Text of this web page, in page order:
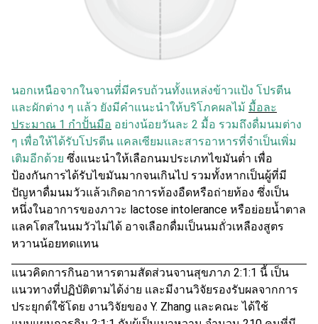
นอกเหนือจากในจานที่่มีครบถ้วนทั้งแหล่งข้าวแป้ง โปรตีน
และผักต่าง ๆ แล้ว ยังมีคำแนะนำให้บริโภคผลไม้ มื้อละ
ประมาณ 1 กำปั้นมือ อย่างน้อยวันละ 2 มื้อ รวมถึงดื่มนมต่าง
ๆ เพื่อให้ได้รับโปรตีน แคลเซียมและสารอาหารที่จำเป็นเพิ่ม
เติมอีกด้วย ซึ่งแนะนำให้เลือกนมประเภทไขมันต่ำ เพื่อ
ป้องกันการได้รับไขมันมากจนเกินไป รวมทั้งหากเป็นผู้ที่มี
ปัญหาดื่มนมวัวแล้วเกิดอาการท้องอืดหรือถ่ายท้อง ซึ่งเป็น
หนึ่งในอาการของภาวะ lactose intolerance หรือย่อยน้ำตาล
แลคโตสในนมวัวไม่ได้ อาจเลือกดื่มเป็นนมถั่วเหลืองสูตร
หวานน้อยทดแทน
แนวคิดการกินอาหารตามสัดส่วนจานสุขภาภ 2:1:1 นี้ เป็น
แนวทางที่ปฏิบัติตามได้ง่าย และมีงานวิจัยรองรับผลจากการ
ประยุกต์ใช้โดย งานวิจัยของ Y. Zhang และคณะ ได้ใช้